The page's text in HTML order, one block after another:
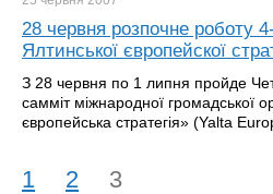
28 червня розпочне роботу
Ялтинської європейскої
З 28 червня по 1 липня пройде
самміт міжнародної громадської
європейська стратегія» (Yalta
1 2 3